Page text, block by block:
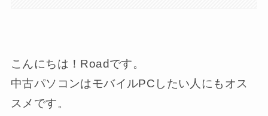
こんにちは！Roadです。
中古パソコンはモバイルPCしたい人にもオス
スメです。